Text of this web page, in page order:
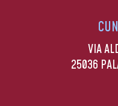
VIA
25036